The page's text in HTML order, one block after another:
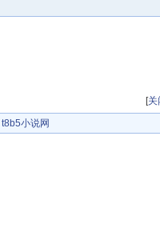
[关
t8b5小说网